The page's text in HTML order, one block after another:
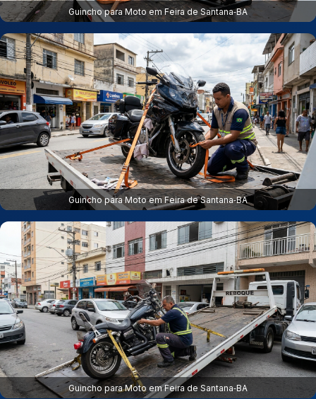
Guincho para Moto em Feira de Santana‑BA
Guincho para Moto em Feira de Santana‑BA
Guincho para Moto em Feira de Santana‑BA